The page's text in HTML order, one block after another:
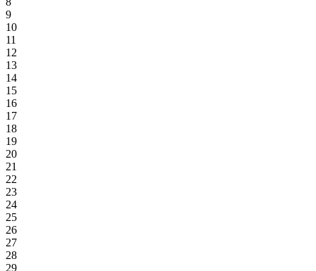
9
10
11
12
13
14
15
16
17
18
19
20
21
22
23
24
25
26
27
28
29